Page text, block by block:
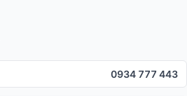
0934 777 443